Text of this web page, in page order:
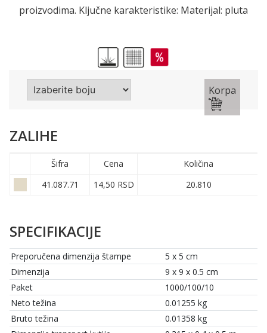
proizvodima. Ključne karakteristike: Materijal: pluta
Korpa
ZALIHE
Šifra Cena
Količina
41.087.71
14,50 RSD 20.810
SPECIFIKACIJE
Preporučena dimenzija štampe
5 x 5 cm
Dimenzija
9 x 9 x 0.5 cm
Paket
1000/100/10
Neto težina
0.01255 kg
Bruto težina
0.01358 kg